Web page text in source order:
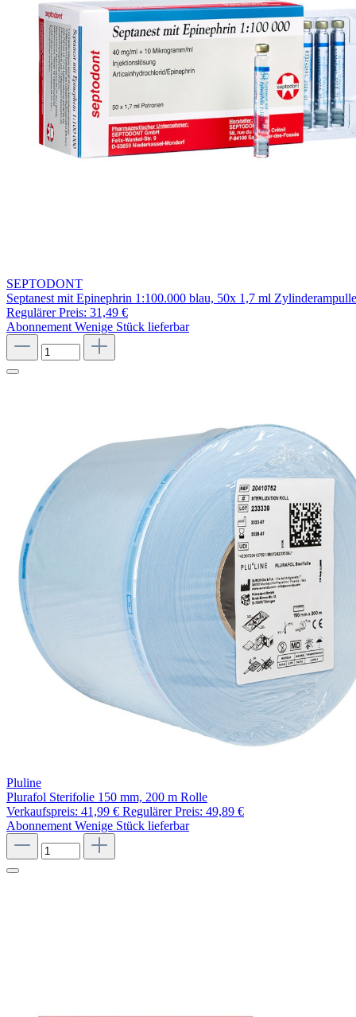
SEPTODONT
Septanest mit Epinephrin 1:100.000 blau, 50x 1,7 ml
Regulärer Preis: 31,49 €
Abonnement Wenige Stück lieferbar
Pluline
Plurafol Sterifolie 150 mm, 200 m Rolle
Verkaufspreis: 41,99 € Regulärer Preis: 49,89 €
Abonnement Wenige Stück lieferbar